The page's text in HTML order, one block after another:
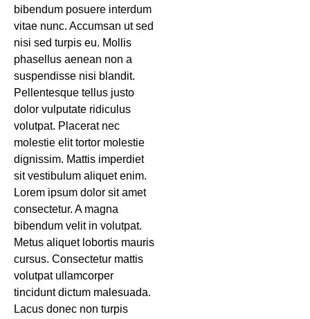
bibendum posuere interdum
vitae nunc. Accumsan ut sed
nisi sed turpis eu. Mollis
phasellus aenean non a
suspendisse nisi blandit.
Pellentesque tellus justo
dolor vulputate ridiculus
volutpat. Placerat nec
molestie elit tortor molestie
dignissim. Mattis imperdiet
sit vestibulum aliquet enim.
Lorem ipsum dolor sit amet
consectetur. A magna
bibendum velit in volutpat.
Metus aliquet lobortis mauris
cursus. Consectetur mattis
volutpat ullamcorper
tincidunt dictum malesuada.
Lacus donec non turpis